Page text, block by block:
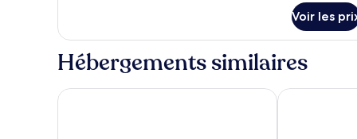
lit,
balcon
type
chambre
Double
Voir les
Hébergements similaires
Hotel Delamar - Adults Only Hotel